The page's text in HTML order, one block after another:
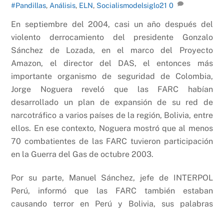
#Pandillas, Análisis, ELN, Socialismodelsiglo21 0
En septiembre del 2004, casi un año después del
violento derrocamiento del presidente Gonzalo
Sánchez de Lozada, en el marco del Proyecto
Amazon, el director del DAS, el entonces más
importante organismo de seguridad de Colombia,
Jorge Noguera reveló que las FARC habían
desarrollado un plan de expansión de su red de
narcotráfico a varios países de la región, Bolivia, entre
ellos. En ese contexto, Noguera mostró que al menos
70 combatientes de las FARC tuvieron participación
en la Guerra del Gas de octubre 2003.
Por su parte, Manuel Sánchez, jefe de INTERPOL
Perú, informó que las FARC también estaban
causando terror en Perú y Bolivia, sus palabras